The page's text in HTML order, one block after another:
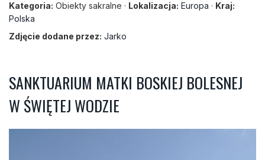
Kategoria: Obiekty sakralne · Lokalizacja: Europa · Kraj:
Polska
Zdjęcie dodane przez: Jarko
SANKTUARIUM MATKI BOSKIEJ BOLESNEJ
W ŚWIĘTEJ WODZIE